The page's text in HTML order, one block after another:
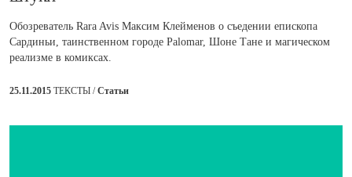
Обозреватель Rara Avis Максим Клейменов о съедении епископа
Сардиньи, таинственном городе Palomar, Шоне Тане и магическом
реализме в комиксах.
25.11.2015 ТЕКСТЫ /Статьи